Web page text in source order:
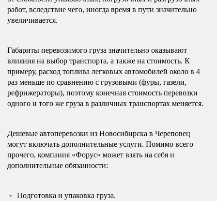
работ, вследствие чего, иногда время в пути значительно
увеличивается.
Габариты перевозимого груза значительно оказывают
влияния на выбор транспорта, а также на стоимость. К
примеру, расход топлива легковых автомобилей около в 4
раз меньше по сравнению с грузовыми (фуры, газели,
рефрижераторы), поэтому конечная стоимость перевозки
одного и того же груза в различных транспортах меняется.
Дешевые автоперевозки из Новосибирска в Череповец
могут включать дополнительные услуги. Помимо всего
прочего, компания «Форус» может взять на себя и
дополнительные обязанности:
Подготовка и упаковка груза.